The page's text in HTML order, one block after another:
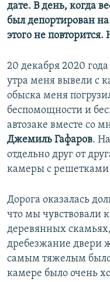
дате. В день, когда
был депортирован
этого не
20 декабря 2020
утра меня вывели с
обыска меня
беспомощности и
автозаке вместе со
Джемиль Гафаров.
отдельно друг от
камеры с решетками
Дорога оказалась
что мы чувствовали
деревянных
дребезжание двери
самым тяжелым
камере было очень